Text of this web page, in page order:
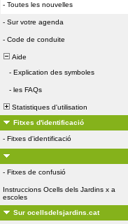
- Toutes les nouvelles
- Sur votre agenda
- Code de conduite
Aide
- Explication des symboles
- les FAQs
Statistiques d'utilisation
Fitxes d'identificació
- Fitxes d'identificació
- Fitxes de confusió
Instruccions Ocells dels Jardins x a
escoles
Sur ocellsdelsjardins.cat